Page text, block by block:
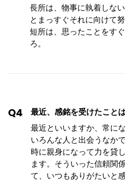
長所は、物事に執着しな
とまっすぐそれに向けて
短所は、思ったことをす
ろ。
Q4
最近、感銘を受けたこと
最近といいますか、常に
いろんな人と出会うなか
時に親身になって力を貸
ます。そういった信頼関
て、いつもありがたいと